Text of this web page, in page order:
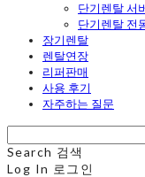
단기렌탈 서
단기렌탈 전
장기렌탈
렌탈연장
리퍼판매
사용 후기
자주하는 질문
Search 검색
Log In 로그인